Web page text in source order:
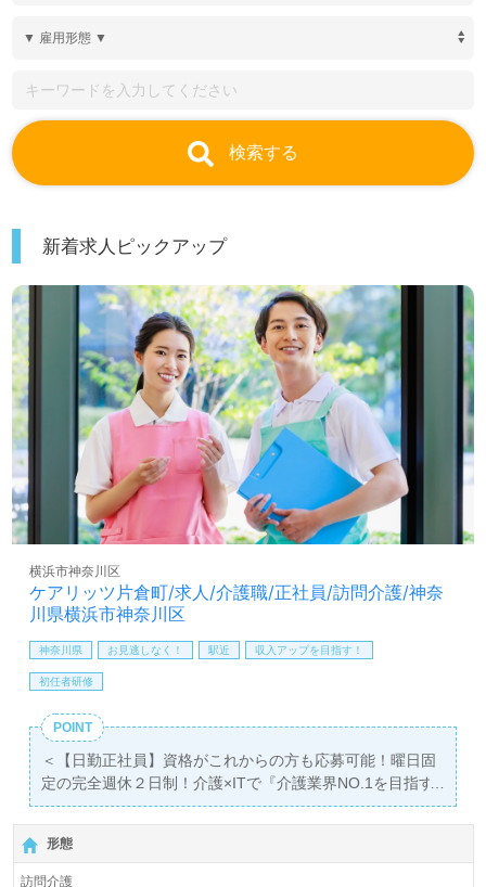
検索する
新着求人ピックアップ
ケアリッツ片倉町/求人/介護職/正社員/訪問介護/神奈
川県横浜市神奈川区
横浜市神奈川区
神奈川県 お見逃しなく！ 駅近 収入アップを目指す！
初任者研修
POINT
＜【日勤正社員】資格がこれからの方も応募可能！曜日固
定の完全週休２日制！介護×ITで『介護業界NO.1を目指す
企業！』＞
◎訪問介護/正社員募集◎
【月給280,000円〜315,000円円/賞与2回】『片倉町駅』徒
歩9分。
形態
訪問介護